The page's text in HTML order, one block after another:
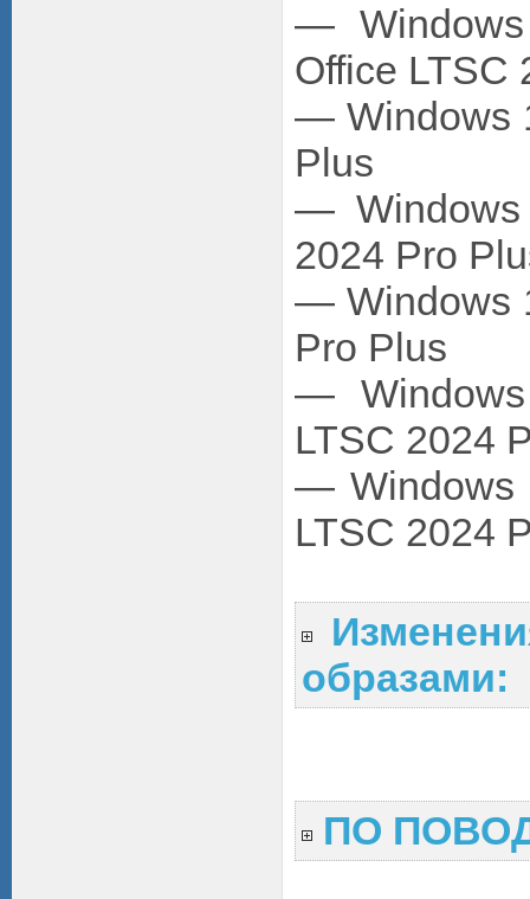
— Windows
Office LTSC
— Windows
Plus
— Windows
2024 Pro
— Windows
Pro Plus
—
LTSC 2024
— Windows
LTSC 2024
образами:
ПО